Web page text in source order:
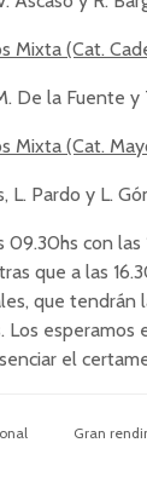
Mixta (Cat.
De la Fuente
Mixta (Cat.
L. Pardo y L.
09.30hs con las
que a las
que tendrán
Los esperamos
el
Gran